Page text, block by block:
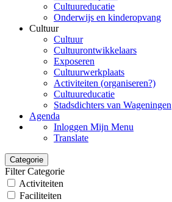
Cultuureducatie
Onderwijs en kinderopvang
Cultuur
Cultuur
Cultuurontwikkelaars
Exposeren
Cultuurwerkplaats
Activiteiten (organiseren?)
Cultuureducatie
Stadsdichters van Wageningen
Agenda
Inloggen Mijn Menu
Translate
Categorie
Filter Categorie
Activiteiten
Faciliteiten